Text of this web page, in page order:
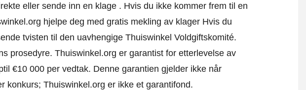
ellersende inn en klage. Hvis du ikke kommer frem til en
hjelpe deg med gratis mekling av klager Hvis du
tvisten til den uavhengige Thuiswinkel Voldgiftskomité.
prosedyre. Thuiswinkel.org er garantist for etterlevelse av
€10 000 per vedtak. Denne garantien gjelder ikke når
konkurs; Thuiswinkel.org er ikke et garantifond.